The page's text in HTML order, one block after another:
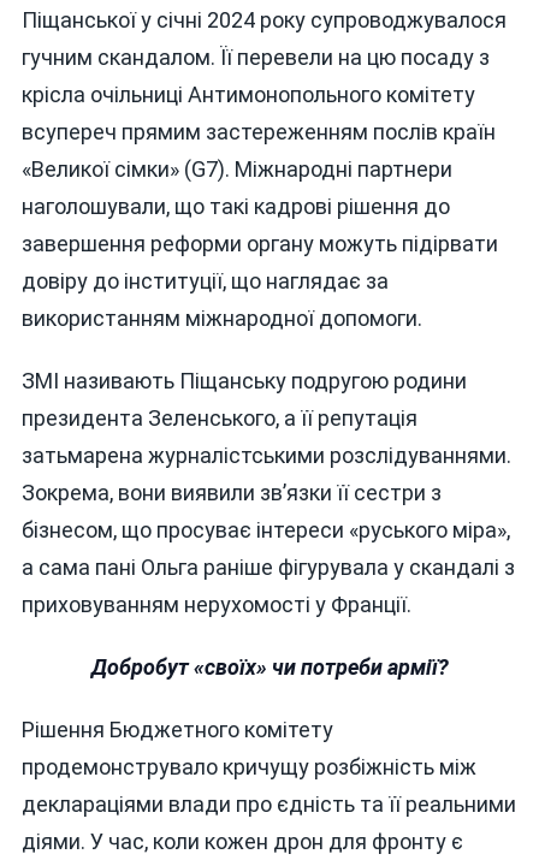
Піщанської у січні 2024 року супроводжувалося
гучним скандалом. Її перевели на цю посаду з
крісла очільниці Антимонопольного комітету
всупереч прямим застереженням послів країн
«Великої сімки» (G7). Міжнародні партнери
наголошували, що такі кадрові рішення до
завершення реформи органу можуть підірвати
довіру до інституції, що наглядає за
використанням міжнародної допомоги.
ЗМІ називають Піщанську подругою родини
президента Зеленського, а її репутація
затьмарена журналістськими розслідуваннями.
Зокрема, вони виявили зв’язки її сестри з
бізнесом, що просуває інтереси «руського міра»,
а сама пані Ольга раніше фігурувала у скандалі з
приховуванням нерухомості у Франції.
Добробут «своїх» чи потреби армії?
Рішення Бюджетного комітету
продемонструвало кричущу розбіжність між
деклараціями влади про єдність та її реальними
діями. У час, коли кожен дрон для фронту є